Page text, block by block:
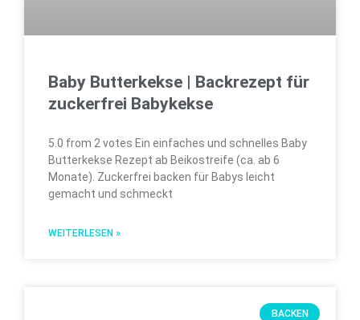
Baby Butterkekse | Backrezept für
zuckerfrei Babykekse
5.0 from 2 votes Ein einfaches und schnelles Baby
Butterkekse Rezept ab Beikostreife (ca. ab 6
Monate). Zuckerfrei backen für Babys leicht
gemacht und schmeckt
WEITERLESEN »
BACKEN